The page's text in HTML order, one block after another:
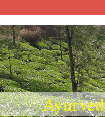
Ayurveda